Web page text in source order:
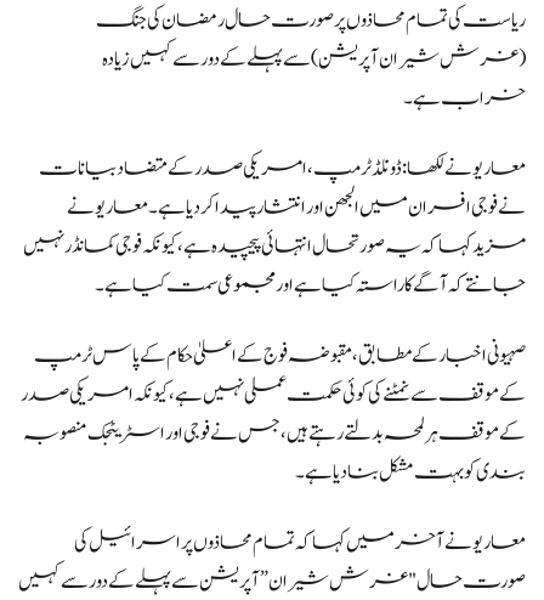
ریاست کی تمام محاذوں پر صورت حال رمضان کی جنگ
(غرش شیران آپریشن) سے پہلے کے دور سے کہیں زیادہ
خراب ہے۔
معاریو نے لکھا: ڈونلڈ ٹرمپ، امریکی صدر کے متضاد بیانات
نے فوجی افسران میں الجھن اور انتشار پیدا کر دیا ہے۔ معاریو نے
مزید کہا کہ یہ صورتحال انتہائی پیچیدہ ہے، کیونکہ فوجی کمانڈر نہیں
جانتے کہ آگے کا راستہ کیا ہے اور مجموعی سمت کیا ہے۔
صہیونی اخبار کے مطابق، مقبوضہ فوج کے اعلیٰ حکام کے پاس ٹرمپ
کے موقف سے نمٹنے کی کوئی حکمت عملی نہیں ہے، کیونکہ امریکی صدر
کے موقف ہر لمحہ بدلتے رہتے ہیں، جس نے فوجی اور اسٹریٹجک منصوبہ
بندی کو بہت مشکل بنا دیا ہے۔
معاریو نے آخر میں کہا کہ تمام محاذوں پر اسرائیل کی
صورت حال "غرش شیران” آپریشن سے پہلے کے دور سے کہیں